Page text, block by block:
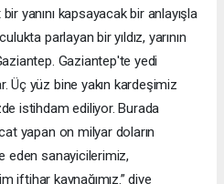
yanını kapsayacak bir anlayışla
parlayan bir yıldız, yarının
Gaziantep'te yedi
Üç yüz bine yakın kardeşimiz
istihdam ediliyor. Burada
yapan on milyar doların
eden sanayicilerimiz,
iftihar kaynağımız.” diye